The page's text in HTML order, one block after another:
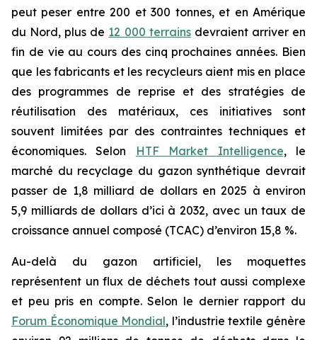
peut peser entre 200 et 300 tonnes, et en Amérique
du Nord, plus de 12 000 terrainsdevraient arriver en
fin de vie au cours des cinq prochaines années. Bien
que les fabricants et les recycleurs aient mis en place
des programmes de reprise et des stratégies de
réutilisation des matériaux, ces initiatives sont
souvent limitées par des contraintes techniques et
économiques. Selon
HTF Market Intelligence, le
marché du recyclage du gazon synthétique devrait
passer de 1,8 milliard de dollars en 2025 à environ
5,9 milliards de dollars d’ici à 2032, avec un taux de
croissance annuel composé (TCAC) d’environ 15,8 %.
Au-delà du gazon artificiel, les moquettes
représentent un flux de déchets tout aussi complexe
et peu pris en compte. Selon le dernier rapport du
Forum Économique Mondial, l’industrie textile génère